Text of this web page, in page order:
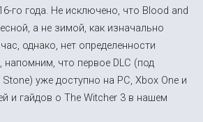
го года. Не исключено, что Blood and
а не зимой, как изначально
однако, нет определенности
напомним, что первое DLC (под
уже доступно на PC, Xbox One и
и гайдов о The Witcher 3 в нашем